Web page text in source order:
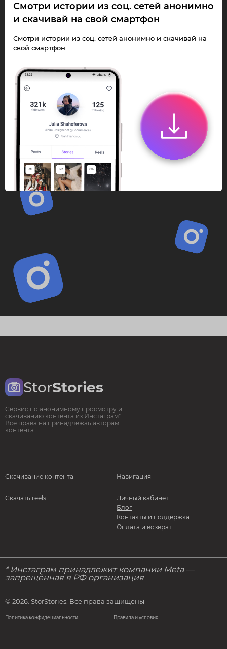
Смотри Stories и
скачивай Reels без
ограничений!
Переходи в ИнстаПай бот - смотри и
скачивай
Stories Reels
анонимно в чате
или Telegram-приложении.
Быстро, просто и удобно.
Перейти к боту
StorStories
Сервис по анонимному просмотру и
скачиванию контента из Инстаграм*.
Все права на принадлежаь авторам
контента.
Скачивание контента
Скачать reels
Навигация
Личный кабинет
Блог
Контакты и поддержка
Оплата и возврат
* Инстаграм принадлежит компании Meta —
запрещённая в РФ организация
© 2026. StorStories. Все права защищены
Политика конфидециальности Правила и условия
Смотри истории из соц. сетей анонимно
и скачивай на свой смартфон
Смотри истории из соц. сетей анонимно и скачивай на
свой смартфон